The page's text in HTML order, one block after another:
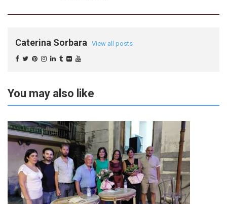
Caterina Sorbara View all posts
You may also like